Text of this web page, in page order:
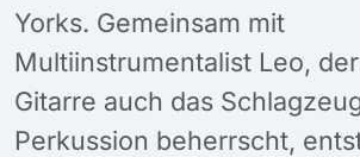
Yorks. Gemeinsam mit
Multiinstrumentalist Leo,
Gitarre auch das
Perkussion beherrscht,